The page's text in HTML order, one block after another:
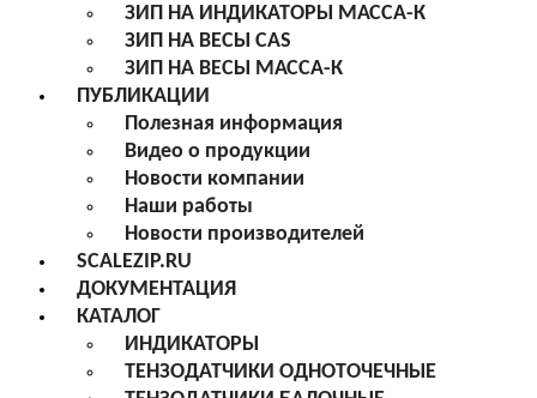
ЗИП НА ИНДИКАТОРЫ МАССА-К
ЗИП НА ВЕСЫ CAS
ЗИП НА ВЕСЫ МАССА-К
ПУБЛИКАЦИИ
Полезная информация
Видео о продукции
Новости компании
Наши работы
Новости производителей
SCALEZIP.RU
ДОКУМЕНТАЦИЯ
КАТАЛОГ
ИНДИКАТОРЫ
ТЕНЗОДАТЧИКИ ОДНОТОЧЕЧНЫЕ